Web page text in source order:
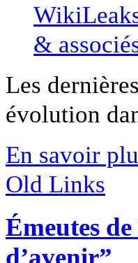
Les
évolution
En savoir
Old Links
Émeutes
d’avenir”